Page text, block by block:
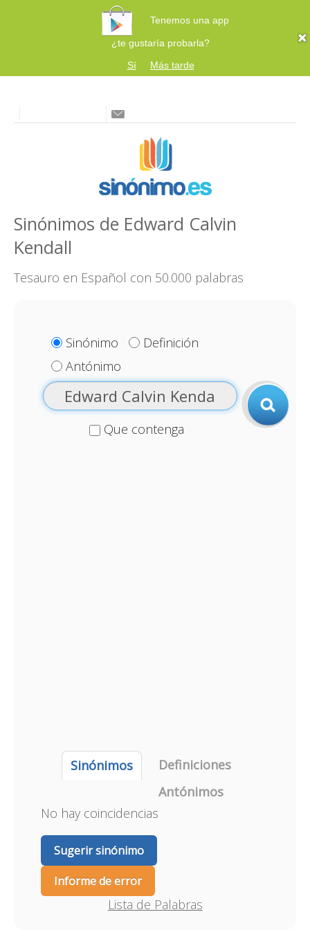
Tenemos una app
¿te gustaría probarla?
Sí
Más tarde
Sinónimos de Edward Calvin
Kendall
Tesauro en Español con 50.000 palabras
Sinónimo
Definición
Antónimo
Que contenga
Sinónimos
Definiciones
Antónimos
No hay coincidencias
Sugerir sinónimo
Informe de error
Lista de Palabras